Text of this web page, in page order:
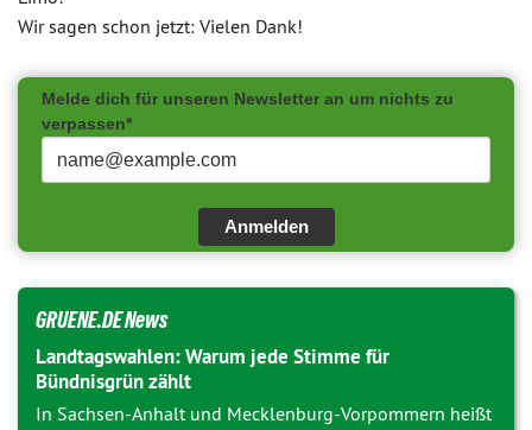
Wir sagen schon jetzt: Vielen Dank!
Melde dich für unseren Newsletter an um nichts zu
verpassen*
Anmelden
GRUENE.DE News
Landtagswahlen: Warum jede Stimme für
Bündnisgrün zählt
In Sachsen-Anhalt und Mecklenburg-Vorpommern heißt